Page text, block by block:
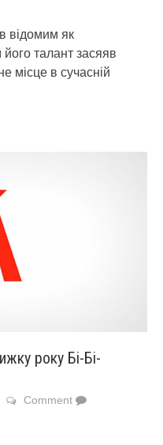
відомим як
талант засяяв
місце в сучасній
року Бі-Бі-
Comment